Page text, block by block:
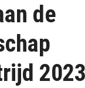
de